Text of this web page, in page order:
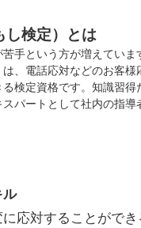
し検定）とは
手という方が増えてい
、電話応対などのお客
検定資格です。知識習
パートとして社内の指
ル
応対することがで